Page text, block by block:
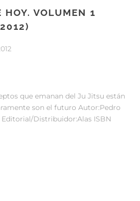
VOLUMEN 1
que emanan del Ju Jitsu están
son el futuro Autor:Pedro
Distribuidor:Alas ISBN